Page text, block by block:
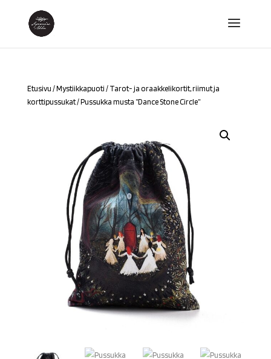
Etusivu /Mystiikkapuoti / Tarot- ja oraakkelikortit, riimut ja
korttipussukat/ Pussukka musta ”Dance Stone Circle”